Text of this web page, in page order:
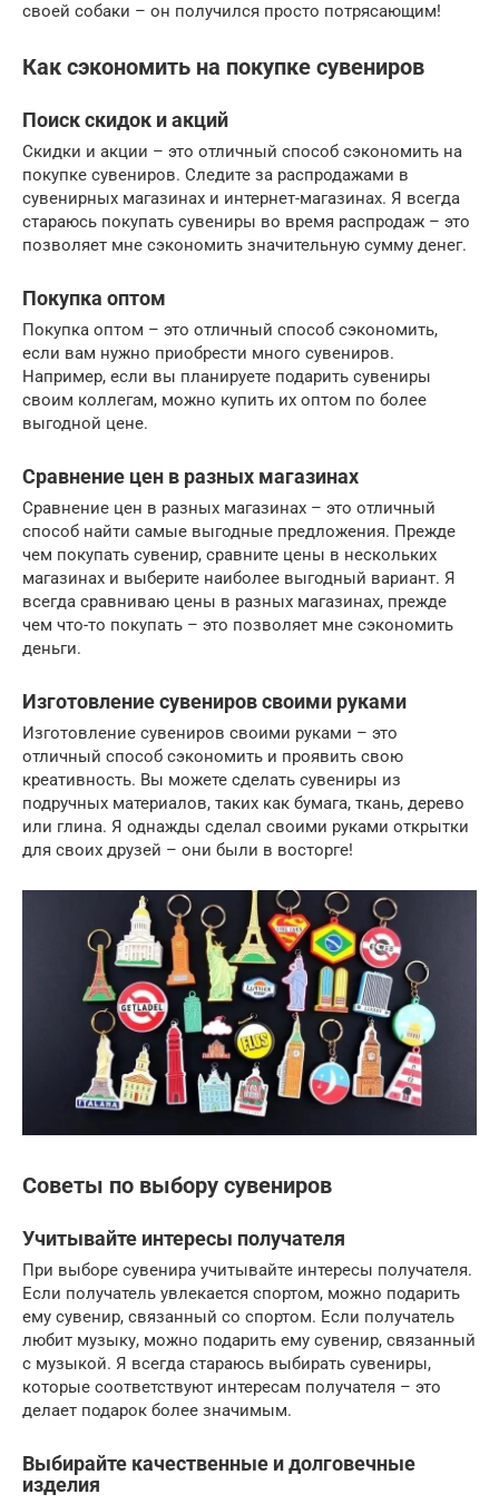
своей собаки – он получился просто потрясающим!
Как сэкономить на покупке сувениров
Поиск скидок и акций
Скидки и акции – это отличный способ сэкономить на
покупке сувениров. Следите за распродажами в
сувенирных магазинах и интернет-магазинах. Я всегда
стараюсь покупать сувениры во время распродаж – это
позволяет мне сэкономить значительную сумму денег.
Покупка оптом
Покупка оптом – это отличный способ сэкономить,
если вам нужно приобрести много сувениров.
Например, если вы планируете подарить сувениры
своим коллегам, можно купить их оптом по более
выгодной цене.
Сравнение цен в разных магазинах
Сравнение цен в разных магазинах – это отличный
способ найти самые выгодные предложения. Прежде
чем покупать сувенир, сравните цены в нескольких
магазинах и выберите наиболее выгодный вариант. Я
всегда сравниваю цены в разных магазинах, прежде
чем что-то покупать – это позволяет мне сэкономить
деньги.
Изготовление сувениров своими руками
Изготовление сувениров своими руками – это
отличный способ сэкономить и проявить свою
креативность. Вы можете сделать сувениры из
подручных материалов, таких как бумага, ткань, дерево
или глина. Я однажды сделал своими руками открытки
для своих друзей – они были в восторге!
Советы по выбору сувениров
Учитывайте интересы получателя
При выборе сувенира учитывайте интересы получателя.
Если получатель увлекается спортом, можно подарить
ему сувенир, связанный со спортом. Если получатель
любит музыку, можно подарить ему сувенир, связанный
с музыкой. Я всегда стараюсь выбирать сувениры,
которые соответствуют интересам получателя – это
делает подарок более значимым.
Выбирайте качественные и долговечные
изделия